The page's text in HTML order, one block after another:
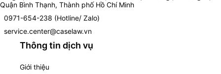
Quận Bình Thạnh, Thành phố Hồ Chí Minh
0971-654-238 (Hotline/ Zalo)
service.center@caselaw.vn
Thông tin dịch vụ
Giới thiệu